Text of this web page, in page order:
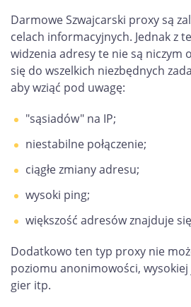
Darmowe Szwajcarski proxy są
celach informacyjnych. Jednak z
widzenia adresy te nie są niczym
się do wszelkich niezbędnych
aby wziąć pod uwagę:
"sąsiadów" na IP;
niestabilne połączenie;
ciągłe zmiany adresu;
wysoki ping;
większość adresów znajduje
Dodatkowo ten typ proxy nie
poziomu anonimowości, wysokiej
gier itp.